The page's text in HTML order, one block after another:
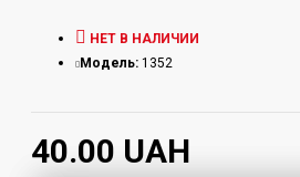
40.00 UAH
НЕТ В НАЛИЧИИ
Модель: 1352